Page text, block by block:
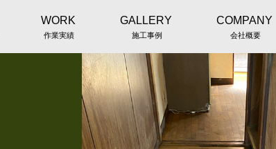
WORK
作業実績
GALLERY
施工事例
COMPANY
会社概要